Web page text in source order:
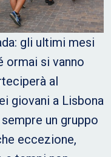
gli ultimi mesi
ormai si vanno
al
giovani a Lisbona
un gruppo
eccezione,